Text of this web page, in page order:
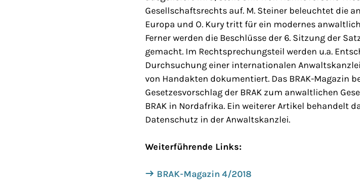
Gesellschaftsrechts auf. M. Steiner beleuchtet die
Europa und O. Kury tritt für ein modernes
Ferner werden die Beschlüsse der 6. Sitzung der
gemacht. Im Rechtsprechungsteil werden u.a.
Durchsuchung einer internationalen
von Handakten dokumentiert. Das BRAK-Magazin
Gesetzesvorschlag der BRAK zum anwaltlichen
BRAK in Nordafrika. Ein weiterer Artikel behandelt
Datenschutz in der Anwaltskanzlei.
Weiterführende Links:
BRAK-Magazin 4/2018